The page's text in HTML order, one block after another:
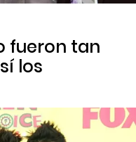
fueron tan
los